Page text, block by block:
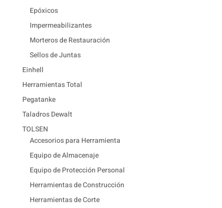
Epóxicos
Impermeabilizantes
Morteros de Restauración
Sellos de Juntas
Einhell
Herramientas Total
Pegatanke
Taladros Dewalt
TOLSEN
Accesorios para Herramienta
Equipo de Almacenaje
Equipo de Protección Personal
Herramientas de Construcción
Herramientas de Corte